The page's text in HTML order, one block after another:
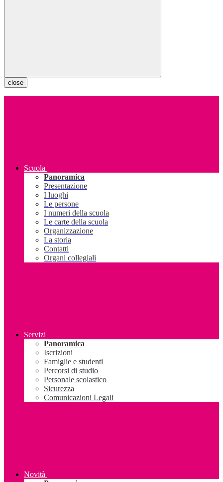
close
Scuola
Panoramica
Presentazione
I luoghi
Le persone
I numeri della scuola
Le carte della scuola
Organizzazione
La storia
Contatti
Organi collegiali
Servizi
Panoramica
Iscrizioni
Famiglie e studenti
Percorsi di studio
Personale scolastico
Sicurezza
Comunicazioni Legali
Novità